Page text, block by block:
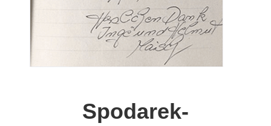
Spodarek-